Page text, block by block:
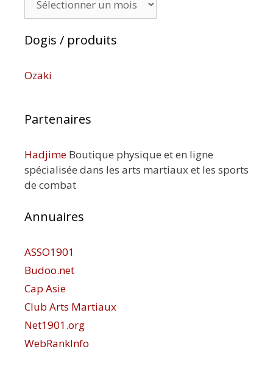
Dogis / produits
Ozaki
Partenaires
Hadjime Boutique physique et en ligne
spécialisée dans les arts martiaux et les sports
de combat
Annuaires
ASSO1901
Budoo.net
Cap Asie
Club Arts Martiaux
Net1901.org
WebRankInfo